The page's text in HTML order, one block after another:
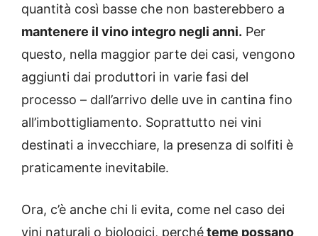
quantità così basse che non basterebbero a
mantenere il vino integro negli anni. Per
questo, nella maggior parte dei casi, vengono
aggiunti dai produttori in varie fasi del
processo – dall’arrivo delle uve in cantina fino
all’imbottigliamento. Soprattutto nei vini
destinati a invecchiare, la presenza di solfiti è
praticamente inevitabile.
Ora, c’è anche chi li evita, come nel caso dei
vini naturali o biologici, perchéteme possano